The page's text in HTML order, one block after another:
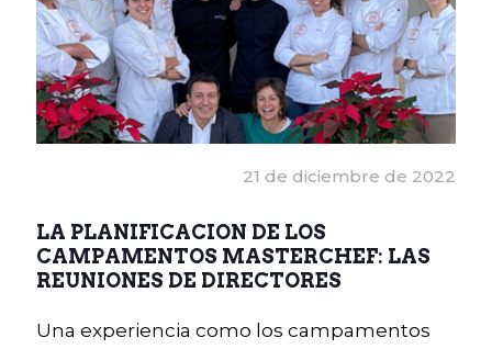
21 de diciembre de 2022
LA PLANIFICACION DE LOS
CAMPAMENTOS MASTERCHEF: LAS
REUNIONES DE DIRECTORES
Una experiencia como los campamentos